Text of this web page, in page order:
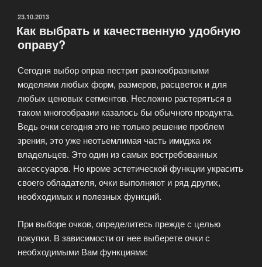
очков»
ОПУБЛИКОВАНО
23.10.2013
Как выбрать и качественную удобную
оправу?
Сегодня выбор оправ пестрит разнообразными
моделями любых форм, размеров, расцветок и для
любых ценовых сегментов. Несложно растеряться в
таком многообразии казалось бы обычного продукта.
Ведь очки сегодня это не только решение проблем
зрения, это уже неотьемлимая часть имиджа их
владельцев. Это один из самых востребованных
аксессуаров. Но кроме эстетической функции украсить
своего обладателя, очки выполняют и ряд других,
необходимых и полезных функций.
При выборе очков, определитесь прежде с целью
покупки. В зависимости от нее выберете очки с
необходимыми Вам функциями: